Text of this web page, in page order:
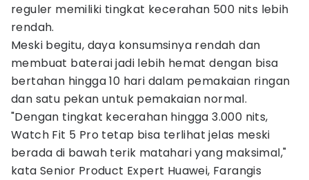
reguler memiliki tingkat kecerahan 500 nits lebih
rendah.
Meski begitu, daya konsumsinya rendah dan
membuat baterai jadi lebih hemat dengan bisa
bertahan hingga 10 hari dalam pemakaian ringan
dan satu pekan untuk pemakaian normal.
"Dengan tingkat kecerahan hingga 3.000 nits,
Watch Fit 5 Pro tetap bisa terlihat jelas meski
berada di bawah terik matahari yang maksimal,"
kata Senior Product Expert Huawei, Farangis